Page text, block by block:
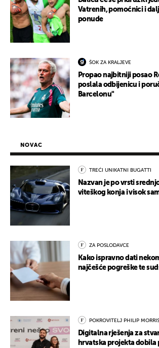
Vatrenih, pomoćnici i
ponude
ŠOK ZA KRALJEVE
Propao najbitniji posao
poslala odbijenicu i
Barcelonu"
NOVAC
TREĆI UNIKATNI BUGATTI
Nazvan je po vrsti
viteškog konja i visok
ZA POSLODAVCE
Kako ispravno dati
najčešće pogreške te
POKROVITELJ PHILIP
Digitalna rješenja za
hrvatska projekta dobila